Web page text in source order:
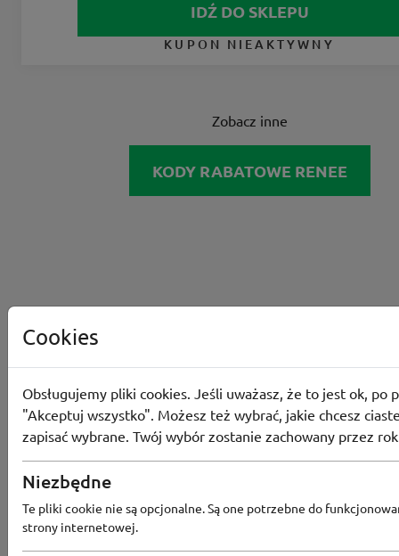
IDŹ DO SKLEPU
KUPON NIEAKTYWNY
Zobacz inne
KODY RABATOWE RENEE
Cookies
Obsługujemy pliki cookies. Jeśli uważasz, że to jest ok, po
"Akceptuj wszystko". Możesz też wybrać, jakie chcesz
zapisać wybrane. Twój wybór zostanie zachowany przez
Niezbędne
Te pliki cookie nie są opcjonalne. Są one potrzebne do
strony internetowej.